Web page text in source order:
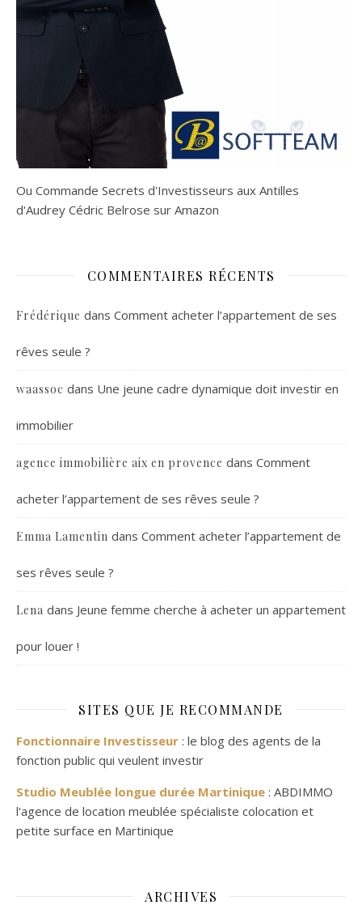
Ou Commande Secrets d'Investisseurs aux Antilles
d'Audrey Cédric Belrose sur Amazon
COMMENTAIRES RÉCENTS
Frédérique dans Comment acheter l’appartement de ses
rêves seule ?
waassoc dans Une jeune cadre dynamique doit investir en
immobilier
agence immobilière aix en provence dans Comment
acheter l’appartement de ses rêves seule ?
Emma Lamentin dans Comment acheter l’appartement de
ses rêves seule ?
Lena dans Jeune femme cherche à acheter un appartement
pour louer !
SITES QUE JE RECOMMANDE
Fonctionnaire Investisseur : le blog des agents de la
fonction public qui veulent investir
Studio Meublée longue durée Martinique : ABDIMMO
l'agence de location meublée spécialiste colocation et
petite surface en Martinique
ARCHIVES